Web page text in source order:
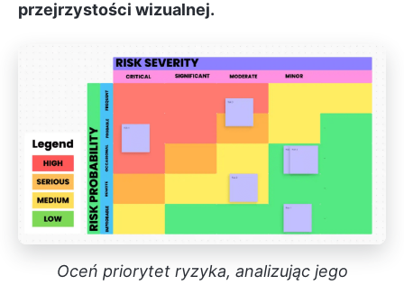
przejrzystości wizualnej.
Oceń priorytet ryzyka, analizując jego